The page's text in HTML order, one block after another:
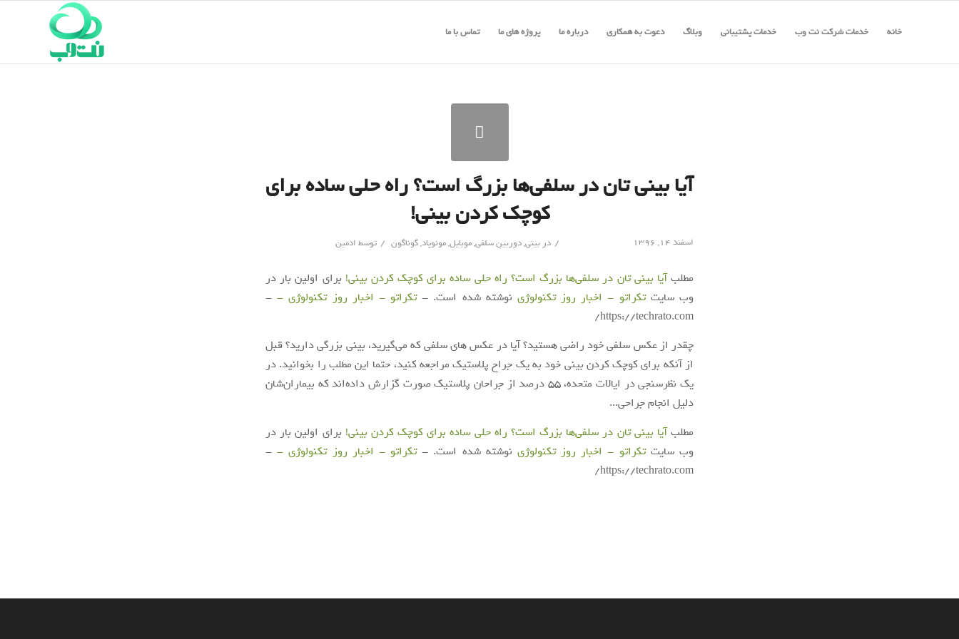
خانه خدمات شرکت نت وب خدمات پشتیبانی وبلاگ دعوت به همکاری درباره ما پروژه های ما تماس با ما
آیا بینی تان در سلفی‌ها بزرگ است؟ راه حلی ساده برای
کوچک کردن بینی!
اسفند ۱۴, ۱۳۹۶ / دربینی,دوربین سلفی,موبایل,مونوپاد,گوناگون / توسط ادمین
مطلبآیا بینی تان در سلفی‌ها بزرگ است؟ راه حلی ساده برای کوچک کردن بینی! برای اولین بار در
وب سایتتکراتو - اخبار روز تکنولوژی نوشته شده است. -تکراتو - اخبار روز تکنولوژی - -
https://techrato.com/
چقدر از عکس سلفی خود راضی هستید؟ آیا در عکس های سلفی که می‌گیرید، بینی بزرگی دارید؟ قبل
از آنکه برای کوچک کردن بینی خود به یک جراح پلاستیک مراجعه کنید، حتما این مطلب را بخوانید. در
یک نظرسنجی در ایالات متحده، ۵۵ درصد از جراحان پلاستیک صورت گزارش داده‌اند که بیماران‌شان
دلیل انجام جراحی...
مطلبآیا بینی تان در سلفی‌ها بزرگ است؟ راه حلی ساده برای کوچک کردن بینی! برای اولین بار در
وب سایتتکراتو - اخبار روز تکنولوژی نوشته شده است. -تکراتو - اخبار روز تکنولوژی - -
https://techrato.com/